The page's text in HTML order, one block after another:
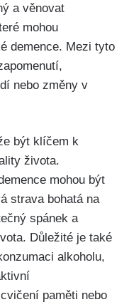
a věnovat
mohou
demence. Mezi tyto
nebo změny v
být klíčem k
života.
mohou být
strava bohatá na
spánek a
Důležité je také
alkoholu,
paměti nebo